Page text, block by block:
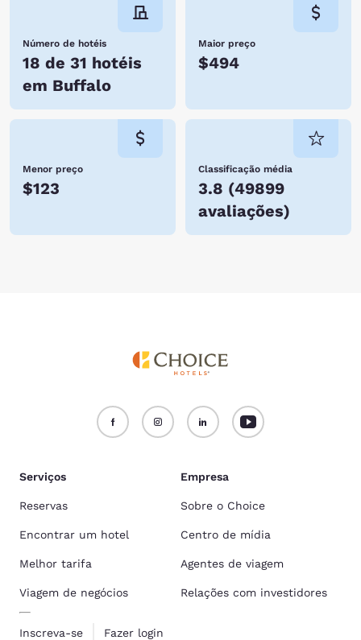
Número de hotéis
18 de 31 hotéis
em Buffalo
Maior preço
$494
Menor preço
$123
Classificação média
3.8 (49899
avaliações)
Serviços
Reservas
Encontrar um hotel
Melhor tarifa
Viagem de negócios
Inscreva-se Fazer login
Empresa
Sobre o Choice
Centro de mídia
Agentes de viagem
Relações com investidores